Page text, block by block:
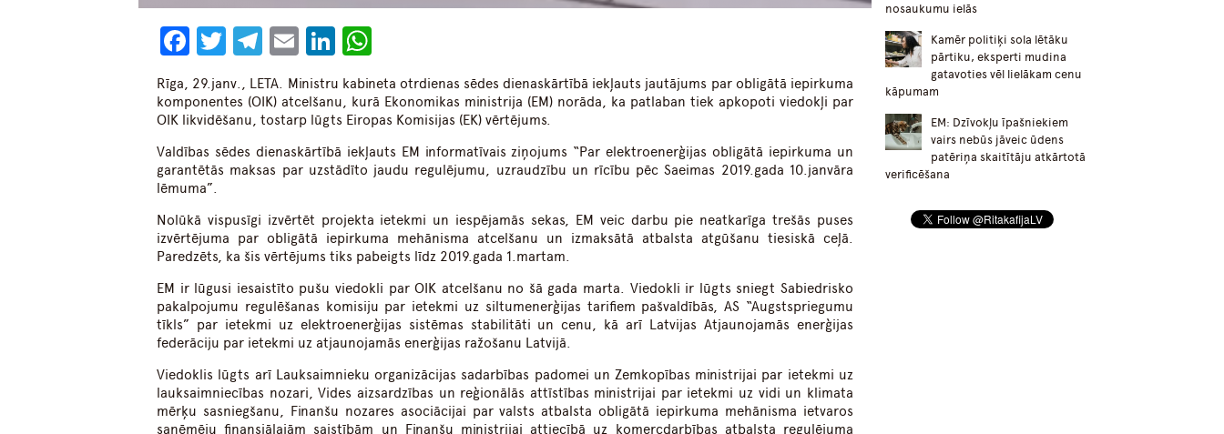
Facebook
Twitter
Telegram
EmailLinkedIn
Rīga, 29.janv., LETA. Ministru kabineta otrdienas sēdes dienaskārtībā iekļauts jautājums par obligātā iepirkuma
komponentes (OIK) atcelšanu, kurā Ekonomikas ministrija (EM) norāda, ka patlaban tiek apkopoti viedokļi par
OIK likvidēšanu, tostarp lūgts Eiropas Komisijas (EK) vērtējums.
Valdības sēdes dienaskārtībā iekļauts EM informatīvais ziņojums “Par elektroenerģijas obligātā iepirkuma un
garantētās maksas par uzstādīto jaudu regulējumu, uzraudzību un rīcību pēc Saeimas 2019.gada 10.janvāra
lēmuma”.
Nolūkā vispusīgi izvērtēt projekta ietekmi un iespējamās sekas, EM veic darbu pie neatkarīga trešās puses
izvērtējuma par obligātā iepirkuma mehānisma atcelšanu un izmaksātā atbalsta atgūšanu tiesiskā ceļā.
Paredzēts, ka šis vērtējums tiks pabeigts līdz 2019.gada 1.martam.
EM ir lūgusi iesaistīto pušu viedokli par OIK atcelšanu no šā gada marta. Viedokli ir lūgts sniegt Sabiedrisko
pakalpojumu regulēšanas komisiju par ietekmi uz siltumenerģijas tarifiem pašvaldībās, AS “Augstspriegumu
tīkls” par ietekmi uz elektroenerģijas sistēmas stabilitāti un cenu, kā arī Latvijas Atjaunojamās enerģijas
federāciju par ietekmi uz atjaunojamās enerģijas ražošanu Latvijā.
Viedoklis lūgts arī Lauksaimnieku organizācijas sadarbības padomei un Zemkopības ministrijai par ietekmi uz
lauksaimniecības nozari, Vides aizsardzības un reģionālās attīstības ministrijai par ietekmi uz vidi un klimata
mērķu sasniegšanu, Finanšu nozares asociācijai par valsts atbalsta obligātā iepirkuma mehānisma ietvaros
saņēmēju finansiālajām saistībām un Finanšu ministrijai attiecībā uz komercdarbības atbalsta regulējuma
nosaukumu ielās
Kamēr politiķi sola lētāku
pārtiku, eksperti mudina
gatavoties vēl lielākam cenu
kāpumam
EM: Dzīvokļu īpašniekiem
vairs nebūs jāveic ūdens
patēriņa skaitītāju atkārtotā
verificēšana